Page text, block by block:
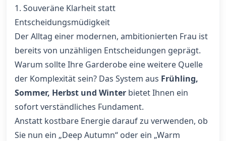
1. Souveräne Klarheit statt
Entscheidungsmüdigkeit
Der Alltag einer modernen, ambitionierten Frau ist
bereits von unzähligen Entscheidungen geprägt.
Warum sollte Ihre Garderobe eine weitere Quelle
der Komplexität sein? Das System aus Frühling,
Sommer, Herbst und Winter bietet Ihnen ein
sofort verständliches Fundament.
Anstatt kostbare Energie darauf zu verwenden, ob
Sie nun ein „Deep Autumn“ oder ein „Warm